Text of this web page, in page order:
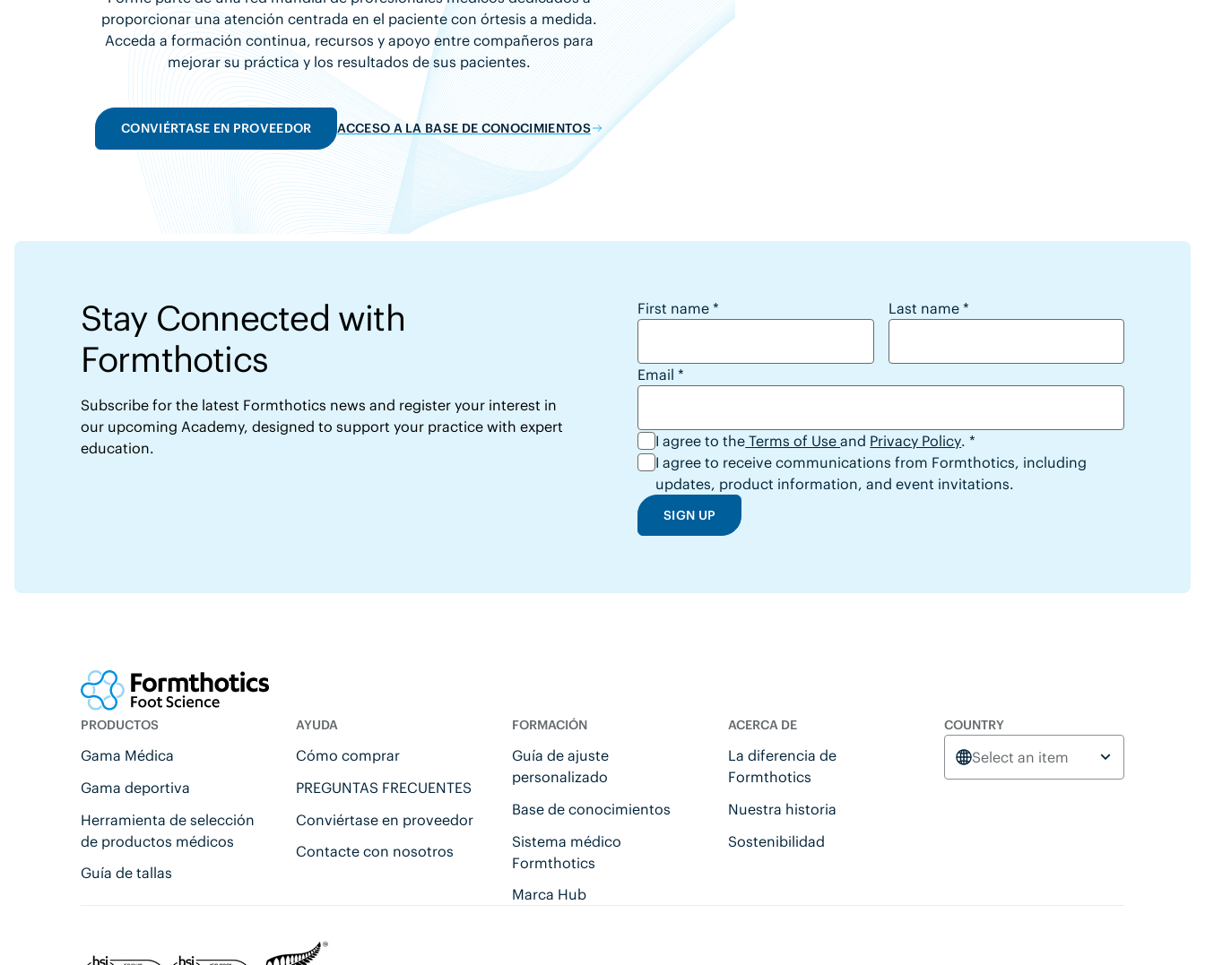
proporcionar una atención centrada en el paciente con órtesis a medida.
Acceda a formación continua, recursos y apoyo entre compañeros para
mejorar su práctica y los resultados de sus pacientes.
CONVIÉRTASE EN PROVEEDOR ACCESO A LA BASE DE CONOCIMIENTOS
Stay Connected with
Formthotics
Subscribe for the latest Formthotics news and register your interest in
our upcoming Academy, designed to support your practice with expert
education.
Stay Connected with Formthotics
First name * Last name *
Email *
I agree to the Terms of Useand Privacy Policy. *
I agree to receive communications from Formthotics, including
updates, product information, and event invitations.
SIGN UP
PRODUCTOS
Gama Médica
Gama deportiva
Herramienta de selección
de productos médicos
Guía de tallas
AYUDA
Cómo comprar
PREGUNTAS FRECUENTES
Conviértase en proveedor
Contacte con nosotros
FORMACIÓN
Guía de ajuste
personalizado
Base de conocimientos
Sistema médico
Formthotics
Marca Hub
ACERCA DE
La diferencia de
Formthotics
Nuestra historia
Sostenibilidad
COUNTRY
Select an item